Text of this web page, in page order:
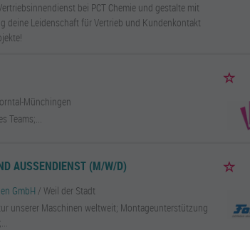
bei PCT Chemie und gestalte mit
deine Leidenschaft für Vertrieb und Kundenkontakt
Münchingen
Teams;...
AUSSENDIENST (M/W/D)
GmbH / Weil der Stadt
unserer Maschinen weltweit; Montageunterstützung